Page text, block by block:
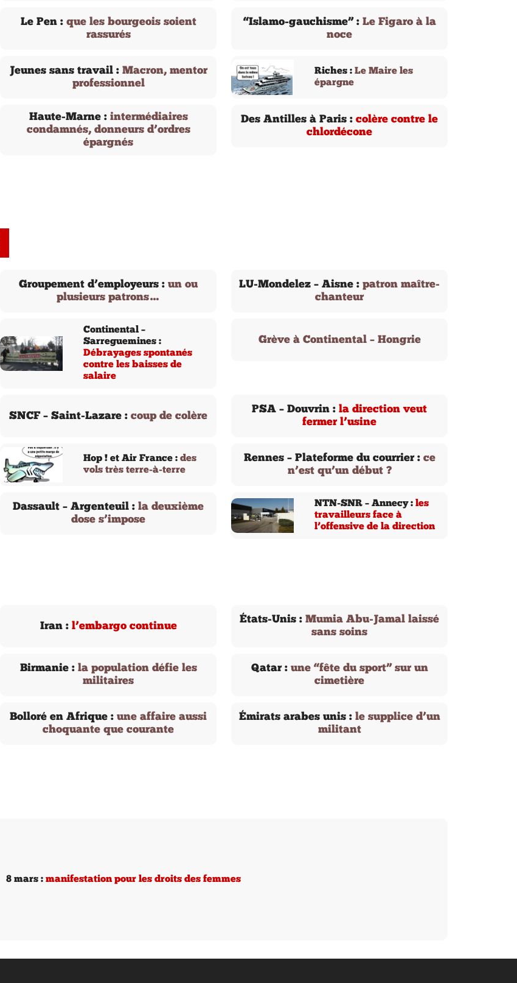
Le Pen : que les bourgeois soient
rassurés
“Islamo-gauchisme” : Le Figaro à la
noce
Jeunes sans travail : Macron, mentor
professionnel
Riches : Le Maire les
épargne
Haute-Marne : intermédiaires
condamnés, donneurs d’ordres
épargnés
Des Antilles à Paris : colère contre le
chlordécone
Groupement d’employeurs : un ou
plusieurs patrons…
LU-Mondelez – Aisne : patron maître-
chanteur
Continental –
Sarreguemines :
Débrayages spontanés
contre les baisses de
salaire
Grève à Continental – Hongrie
SNCF – Saint-Lazare : coup de colère
PSA – Douvrin : la direction veut
fermer l’usine
Hop ! et Air France : des
vols très terre-à-terre
Rennes – Plateforme du courrier : ce
n’est qu’un début ?
Dassault – Argenteuil : la deuxième
dose s’impose
NTN-SNR – Annecy : les
travailleurs face à
l’offensive de la direction
Iran : l’embargo continue
États-Unis : Mumia Abu-Jamal laissé
sans soins
Birmanie : la population défie les
militaires
Qatar : une “fête du sport” sur un
cimetière
Bolloré en Afrique : une affaire aussi
choquante que courante
Émirats arabes unis : le supplice d’un
militant
8 mars : manifestation pour les droits des femmes